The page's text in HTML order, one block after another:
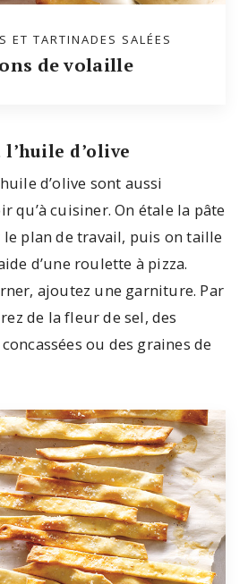
ET TARTINADES SALÉES
de volaille
d’olive
d’olive sont aussi
qu’à cuisiner. On étale la pâte
plan de travail, puis on taille
d’une roulette à pizza.
ajoutez une garniture. Par
de la fleur de sel, des
ou des graines de